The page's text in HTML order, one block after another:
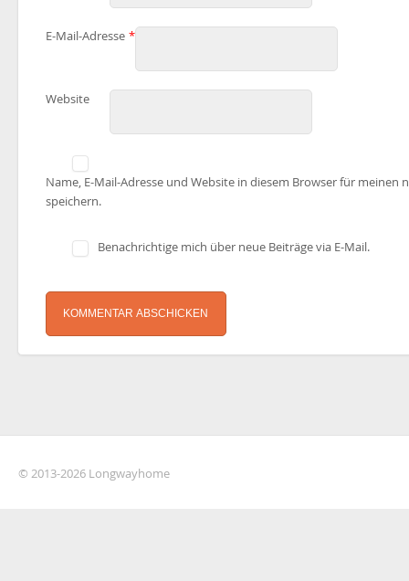
E-Mail-Adresse *
Website
Name, E-Mail-Adresse und Website in diesem Browser für meinen
speichern.
Benachrichtige mich über neue Beiträge via E-Mail.
© 2013-2026 Longwayhome